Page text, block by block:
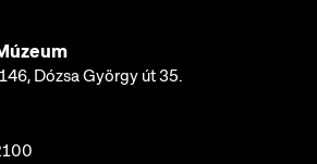
Dózsa György út 35.